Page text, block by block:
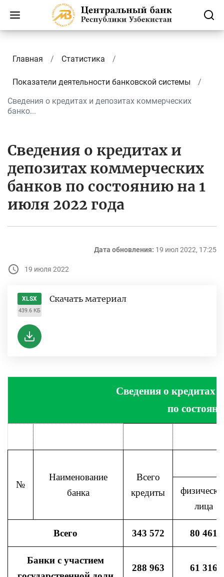
Главная Статистика
Показатели деятельности банковской системы
Сведения о кредитах и депозитах коммерческих
банко...
Сведения о кредитах и
депозитах коммерческих
банков по состоянию на 1
июля 2022 года
Дата обновления: 19 июл 2022, 17:25
19 июля 2022
XLSX
439.6 КБ
Скачать материал
Сведения о кредитах
по
№
Наименование
банка
Всего
кредиты
лица
Всего 343 572 80 461
Банки с участием
288 963 61 316